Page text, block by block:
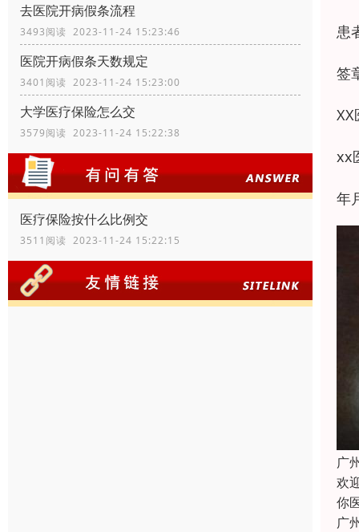
去医院开病假条流程
3493阅读 2023-11-24 15:23:46
医院开病假条天数规定
3401阅读 2023-11-24 15:23:00
大学医疗保险怎么交
3579阅读 2023-11-24 15:22:38
医疗保险按什么比例交
3511阅读 2023-11-24 15:22:15
患
签
XX
xx
年
广
欢
你
广